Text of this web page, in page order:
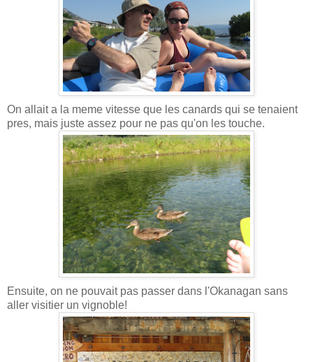
On allait a la meme vitesse que les canards qui se tenaient
pres, mais juste assez pour ne pas qu'on les touche.
Ensuite, on ne pouvait pas passer dans l'Okanagan sans
aller visitier un vignoble!